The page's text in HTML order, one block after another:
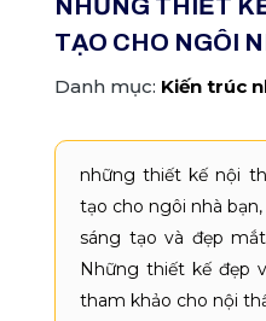
Loại nhà đất
Tất cả nhà đất
Nhà riêng
Nhà biệt thự, liền kề
Nhà mặt phố
Khu vực
An Giang
Hồ Chí Minh
Hà Nội
Mức giá
Tất cả mức giá
≤ 500 triệu
500 - 800 triệu
Diện tích
Tất cả diện tích
≤ 120 m2
Dự án
Tất cả dự án
NHỮNG THIẾT
TẠO CHO NGÔI
Danh mục: Kiến trúc
những thiết kế nội
tạo cho ngôi nhà
sáng tạo và đẹp
Những thiết kế đẹp
tham khảo cho nội